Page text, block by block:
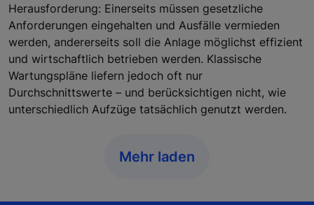
Herausforderung: Einerseits müssen gesetzliche
Anforderungen eingehalten und Ausfälle vermieden
werden, andererseits soll die Anlage möglichst effizient
und wirtschaftlich betrieben werden. Klassische
Wartungspläne liefern jedoch oft nur
Durchschnittswerte – und berücksichtigen nicht, wie
unterschiedlich Aufzüge tatsächlich genutzt werden.
Mehr laden